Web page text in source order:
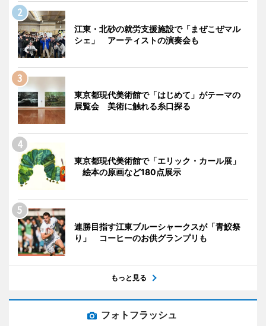
江東・北砂の就労支援施設で「まぜこぜマル
シェ」 アーティストの演奏会も
東京都現代美術館で「はじめて」がテーマの
展覧会 美術に触れる糸口探る
東京都現代美術館で「エリック・カール展」
絵本の原画など180点展示
連勝目指す江東ブルーシャークスが「青鮫祭
り」 コーヒーのお供グランプリも
もっと見る
フォトフラッシュ